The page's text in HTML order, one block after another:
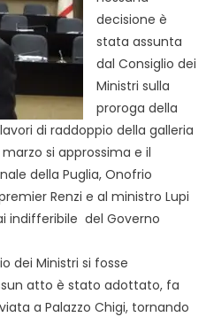
decisione è
stata assunta
dal Consiglio dei
Ministri sulla
proroga della
di raddoppio della galleria
si approssima e il
della Puglia, Onofrio
Renzi e al ministro Lupi
indifferibile del Governo
dei Ministri si fosse
atto è stato adottato, fa
a Palazzo Chigi, tornando